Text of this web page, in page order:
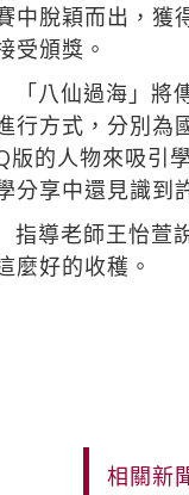
中脫穎而出，獲
受頒獎。
「八仙過海」
行方式，分別為
版的人物來吸引
分享中還見識到
指導老師王怡萱
麼好的收穫。
相關新